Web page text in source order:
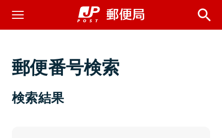
郵便番号検索
検索結果